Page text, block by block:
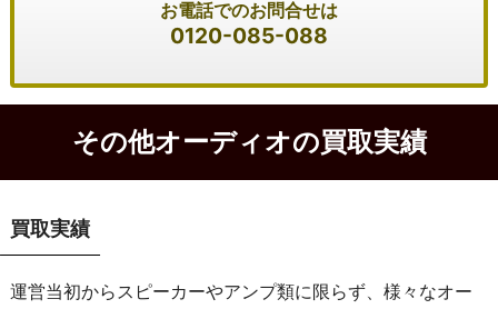
お電話でのお問合せは
0120-085-088
その他オーディオの買取実績
買取実績
運営当初からスピーカーやアンプ類に限らず、様々なオー